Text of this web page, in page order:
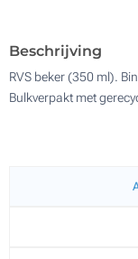
Beschrijving
RVS beker (350 ml).
Bulkverpakt met